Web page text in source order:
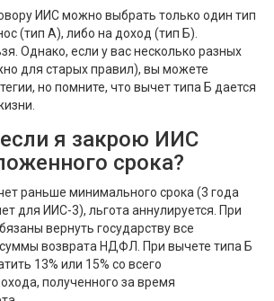
ИИС можно выбрать только один тип
(тип А), либо на доход (тип Б).
Однако, если у вас несколько разных
для старых правил), вы можете
но помните, что вычет типа Б дается
я закрою ИИС
срока?
раньше минимального срока (3 года
для ИИС-3), льгота аннулируется. При
вернуть государству все
возврата НДФЛ. При вычете типа Б
13% или 15% со всего
полученного за время